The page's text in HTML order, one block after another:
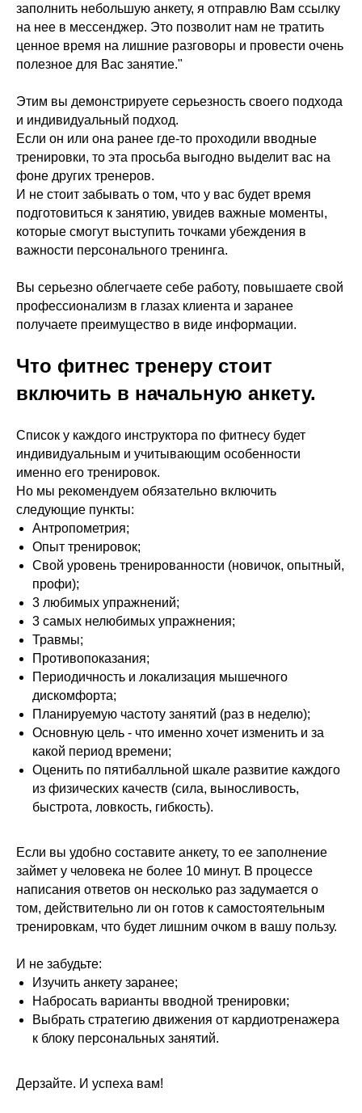
заполнить небольшую анкету, я отправлю Вам ссылку
на нее в мессенджер. Это позволит нам не тратить
ценное время на лишние разговоры и провести очень
полезное для Вас занятие."
Этим вы демонстрируете серьезность своего подхода
и индивидуальный подход.
Если он или она ранее где-то проходили вводные
тренировки, то эта просьба выгодно выделит вас на
фоне других тренеров.
И не стоит забывать о том, что у вас будет время
подготовиться к занятию, увидев важные моменты,
которые смогут выступить точками убеждения в
важности персонального тренинга.
Вы серьезно облегчаете себе работу, повышаете свой
профессионализм в глазах клиента и заранее
получаете преимущество в виде информации.
Что фитнес тренеру стоит
включить в начальную анкету.
Список у каждого инструктора по фитнесу будет
индивидуальным и учитывающим особенности
именно его тренировок.
Но мы рекомендуем обязательно включить
следующие пункты:
Антропометрия;
Опыт тренировок;
Свой уровень тренированности (новичок, опытный,
профи);
3 любимых упражнений;
3 самых нелюбимых упражнения;
Травмы;
Противопоказания;
Периодичность и локализация мышечного
дискомфорта;
Планируемую частоту занятий (раз в неделю);
Основную цель - что именно хочет изменить и за
какой период времени;
Оценить по пятибалльной шкале развитие каждого
из физических качеств (сила, выносливость,
быстрота, ловкость, гибкость).
Если вы удобно составите анкету, то ее заполнение
займет у человека не более 10 минут. В процессе
написания ответов он несколько раз задумается о
том, действительно ли он готов к самостоятельным
тренировкам, что будет лишним очком в вашу пользу.
И не забудьте:
Изучить анкету заранее;
Набросать варианты вводной тренировки;
Выбрать стратегию движения от кардиотренажера
к блоку персональных занятий.
Дерзайте. И успеха вам!
Наши флагманские
программы
Фундаментальное обучение
Обучение на фитнес-тренера
Для тех, кто только собирается стать
памяти все основы.
Подробнее о программе →
Диплом • 3,5 месяца
Удостоверение • 1 год